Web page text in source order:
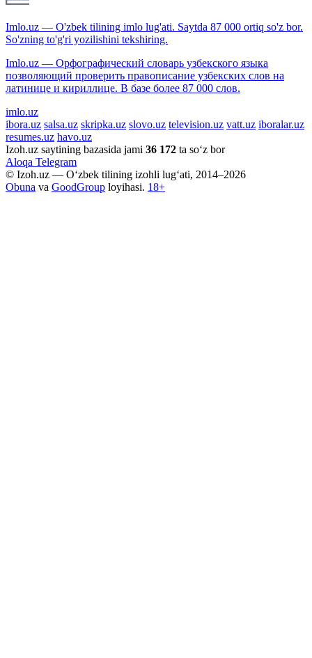
Imlo.uz — O'zbek tilining imlo lug'ati. Saytda 87 000 ortiq so'z bor.
So'zning to'g'ri yozilishini tekshiring.
Imlo.uz — Орфографический словарь узбекского языка
позволяющий проверить правописание узбекских слов на
латинице и кириллице. В базе более 87 000 слов.
imlo.uz
ibora.uz salsa.uz skripka.uz slovo.uz television.uz vatt.uz iboralar.uz
resumes.uz havo.uz
Izoh.uz saytining bazasida jami 36 172 ta so‘z bor
Aloqa Telegram
© Izoh.uz — O‘zbek tilining izohli lug‘ati, 2014–2026
Obuna va GoodGroup loyihasi. 18+